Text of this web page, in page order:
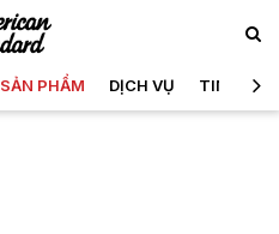
SẢN PHẨM DỊCH VỤ TIN TỨC